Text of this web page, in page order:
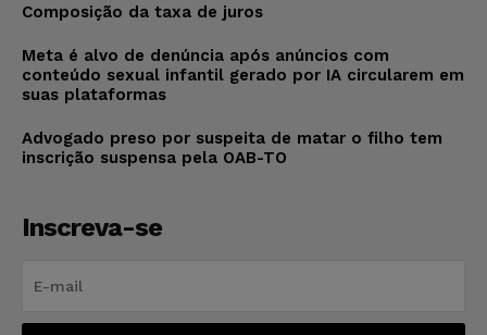
Composição da taxa de juros
Meta é alvo de denúncia após anúncios com
conteúdo sexual infantil gerado por IA circularem em
suas plataformas
Advogado preso por suspeita de matar o filho tem
inscrição suspensa pela OAB-TO
Inscreva-se